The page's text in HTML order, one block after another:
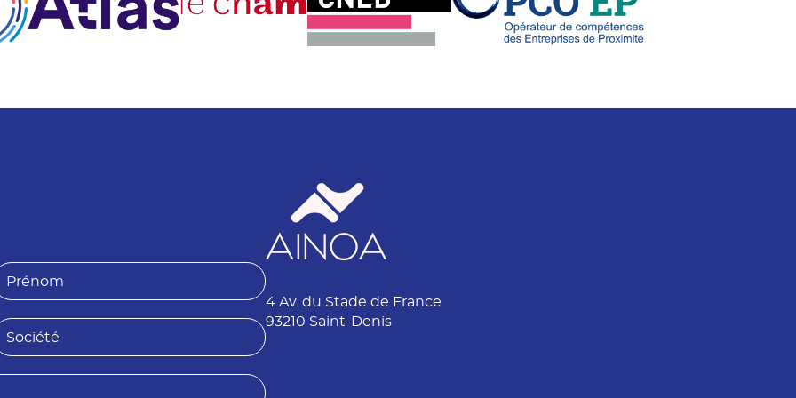
4 Av. du Stade de France
93210 Saint-Denis